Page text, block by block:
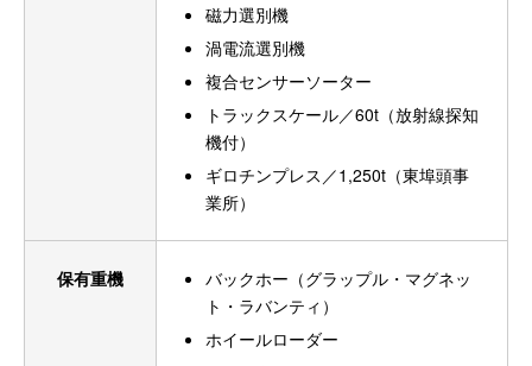
磁力選別機
渦電流選別機
複合センサーソーター
トラックスケール／60t（放射線探知
機付）
ギロチンプレス／1,250t（東埠頭事
業所）
保有重機
バックホー（グラップル・マグネッ
ト・ラバンティ）
ホイールローダー